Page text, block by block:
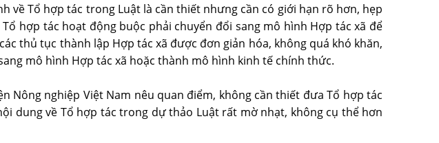
về Tổ hợp tác trong Luật là cần thiết nhưng cần có giới hạn rõ hơn, hẹp
hợp tác hoạt động buộc phải chuyển đổi sang mô hình Hợp tác xã để
thủ tục thành lập Hợp tác xã được đơn giản hóa, không quá khó khăn,
mô hình Hợp tác xã hoặc thành mô hình kinh tế chính thức.
Nông nghiệp Việt Nam nêu quan điểm, không cần thiết đưa Tổ hợp tác
dung về Tổ hợp tác trong dự thảo Luật rất mờ nhạt, không cụ thể hơn